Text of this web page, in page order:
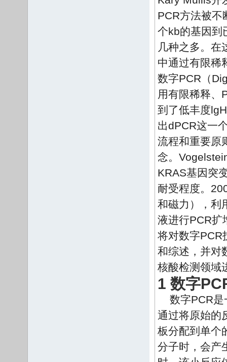
PCR方法被不
个kb的基因到
几种之多。在
中通过有限稀
数字PCR（
用有限稀释、
到了低丰度
出dPCR这一
流程和重要原
念。
KRAS基因突
耐受程度。
和磁力），利
液进行PCR扩
将对数字PCR
和综述，并对
核酸检测领域
1 数字
数字PCR
通过将原始的
板分配到单个
分子时，会产